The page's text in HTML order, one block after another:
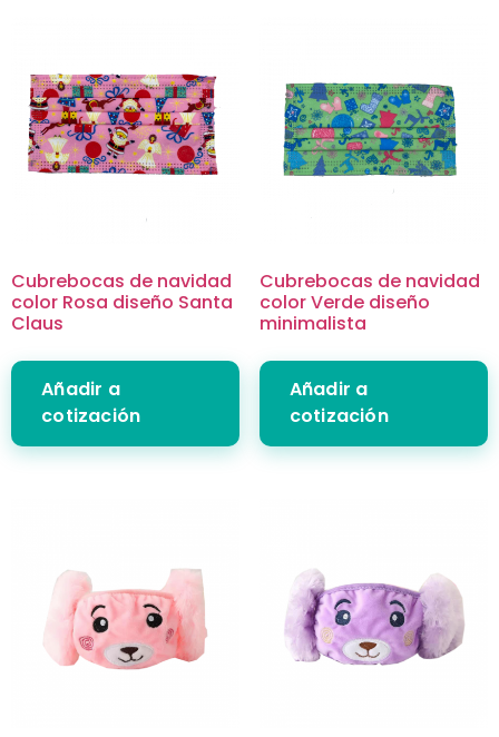
Cubrebocas de navidad
color Rosa diseño Santa
Claus
Añadir a
cotización
Cubrebocas de navidad
color Verde diseño
minimalista
Añadir a
cotización